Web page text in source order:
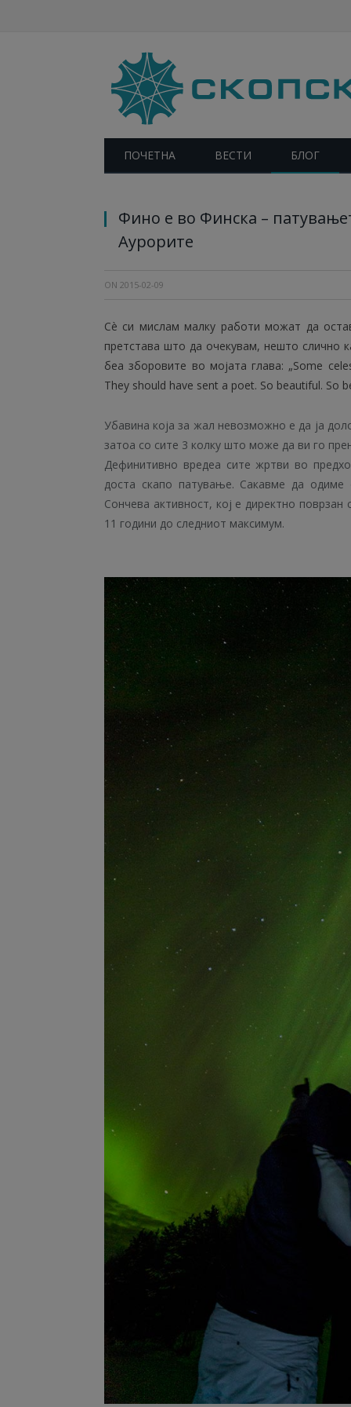
ПОЧЕТНА ВЕСТИ БЛОГ
Фино е во Финска –
Аурорите
ON 2015-02-09
Сè си мислам малку работи можат да
претстава што да очекувам, нешто слично
беа зборовите во мојата глава: „Some
They should have sent a poet. So beautiful. So
Убавина која за жал невозможно е да ја
затоа со сите 3 колку што може да ви го
Дефинитивно вредеа сите жртви во
доста скапо патување. Сакавме да
Сончева активност, кој е директно
11 години до следниот максимум.